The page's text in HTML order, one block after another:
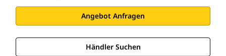
Angebot Anfragen
Händler Suchen